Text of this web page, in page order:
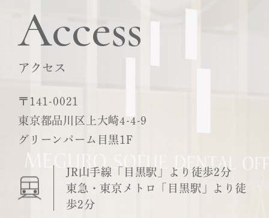
Access
アクセス
〒141-0021
東京都品川区上大崎4-4-9
グリーンパーム目黒1F
JR山手線「目黒駅」より徒歩2分
東急・東京メトロ「目黒駅」より徒
歩2分